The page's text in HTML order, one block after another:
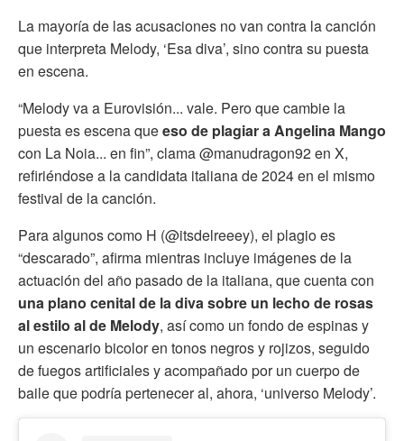
La mayoría de las acusaciones no van contra la canción
que interpreta Melody, ‘Esa diva’, sino contra su puesta
en escena.
“Melody va a Eurovisión... vale. Pero que cambie la
puesta es escena queeso de plagiar a Angelina Mango
con La Noia... en fin”, clama @manudragon92 en X,
refiriéndose a la candidata italiana de 2024 en el mismo
festival de la canción.
Para algunos como H (@itsdelreeey), el plagio es
“descarado”, afirma mientras incluye imágenes de la
actuación del año pasado de la italiana, que cuenta con
una plano cenital de la diva sobre un lecho de rosas
al estilo al de Melody, así como un fondo de espinas y
un escenario bicolor en tonos negros y rojizos, seguido
de fuegos artificiales y acompañado por un cuerpo de
baile que podría pertenecer al, ahora, ‘universo Melody’.